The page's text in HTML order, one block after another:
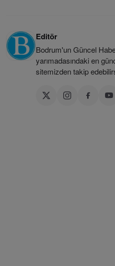
Editör
Bodrum'un Güncel
yarımadasındaki en
sitemizden takip